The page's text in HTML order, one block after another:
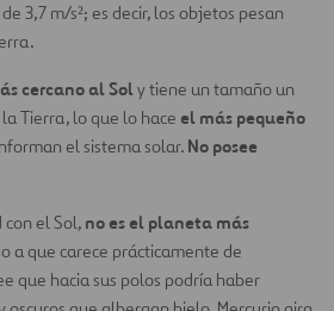
3,7 m/s²; es decir, los objetos pesan
cercano al Soly tiene un tamaño un
Tierra, lo que lo hace el más pequeño
el sistema solar. No posee
con el Sol, no es el planeta más
a que carece prácticamente de
que hacia sus polos podría haber